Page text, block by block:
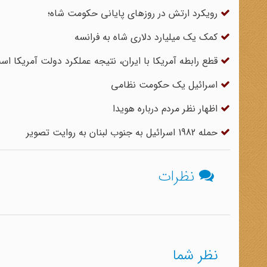
رویکرد ارتش در روزهای پایانی حکومت شاه؛
کمک یک میلیارد دلاری شاه به فرانسه
قطع رابطه آمریکا با ایران، نتیجه عملکرد دولت آمریکا
اسرائیل یک حکومت نظامی
اظهار نظر مردم درباره هویدا
حمله 1982 اسرائیل به جنوب لبنان به روایت تصویر
نظرات
نظر شما